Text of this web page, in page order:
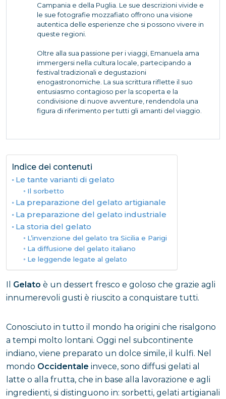
Campania e della Puglia. Le sue descrizioni vivide e
le sue fotografie mozzafiato offrono una visione
autentica delle esperienze che si possono vivere in
queste regioni.
Oltre alla sua passione per i viaggi, Emanuela ama
immergersi nella cultura locale, partecipando a
festival tradizionali e degustazioni
enogastronomiche. La sua scrittura riflette il suo
entusiasmo contagioso per la scoperta e la
condivisione di nuove avventure, rendendola una
figura di riferimento per tutti gli amanti del viaggio.
Indice dei contenuti
Le tante varianti di gelato
Il sorbetto
La preparazione del gelato artigianale
La preparazione del gelato industriale
La storia del gelato
L’invenzione del gelato tra Sicilia e Parigi
La diffusione del gelato italiano
Le leggende legate al gelato
Il Gelato è un dessert fresco e goloso che grazie agli
innumerevoli gusti è riuscito a conquistare tutti.
Conosciuto in tutto il mondo ha origini che risalgono
a tempi molto lontani. Oggi nel subcontinente
indiano, viene preparato un dolce simile, il kulfi. Nel
mondo Occidentale invece, sono diffusi gelati al
latte o alla frutta, che in base alla lavorazione e agli
ingredienti, si distinguono in: sorbetti, gelati artigianali